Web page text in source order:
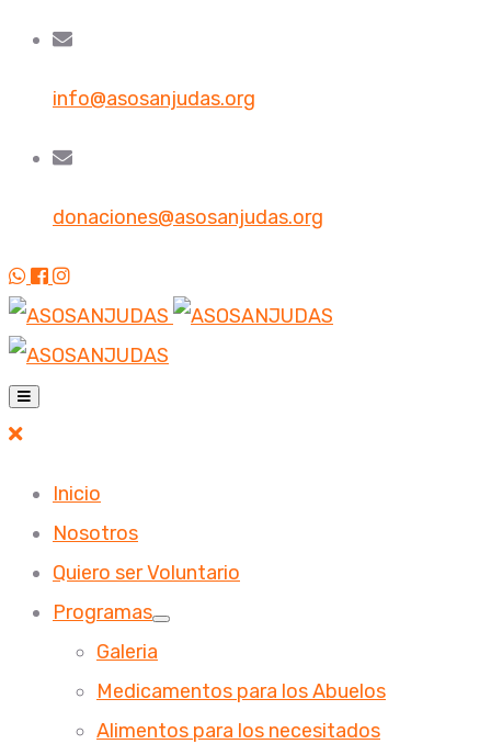
info@asosanjudas.org
donaciones@asosanjudas.org
Inicio
Nosotros
Quiero ser Voluntario
Programas
Galeria
Medicamentos para los Abuelos
Alimentos para los necesitados